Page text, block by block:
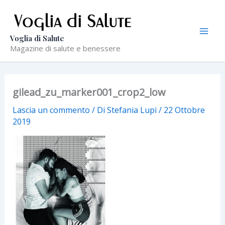
contenuto
Voglia di Salute
Magazine di salute e benessere
gilead_zu_marker001_crop2_low
Lascia un commento / Di Stefania Lupi / 22 Ottobre
2019